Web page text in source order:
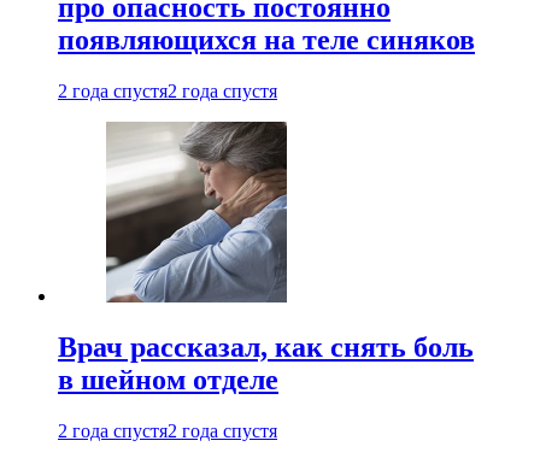
про опасность постоянно
появляющихся на теле синяков
2 года спустя2 года спустя
Врач рассказал, как снять боль
в шейном отделе
2 года спустя2 года спустя